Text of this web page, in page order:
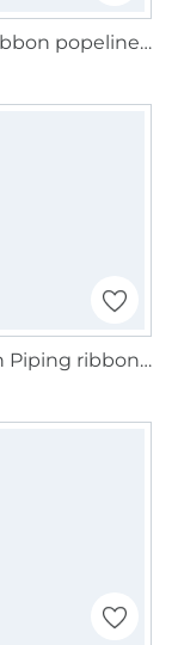
Piping ribbon popeline, antracietgrijs
Elastisch Piping ribbon,, licht blauw